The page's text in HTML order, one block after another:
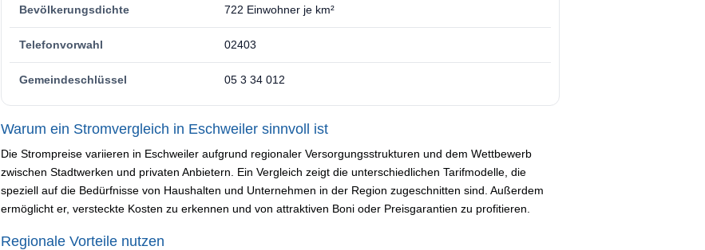
Bevölkerungsdichte 722 Einwohner je km²
Telefonvorwahl 02403
Gemeindeschlüssel 05 3 34 012
Warum ein Stromvergleich in Eschweiler sinnvoll ist
Die Strompreise variieren in Eschweiler aufgrund regionaler Versorgungsstrukturen und dem Wettbewerb
zwischen Stadtwerken und privaten Anbietern. Ein Vergleich zeigt die unterschiedlichen Tarifmodelle, die
speziell auf die Bedürfnisse von Haushalten und Unternehmen in der Region zugeschnitten sind. Außerdem
ermöglicht er, versteckte Kosten zu erkennen und von attraktiven Boni oder Preisgarantien zu profitieren.
Regionale Vorteile nutzen